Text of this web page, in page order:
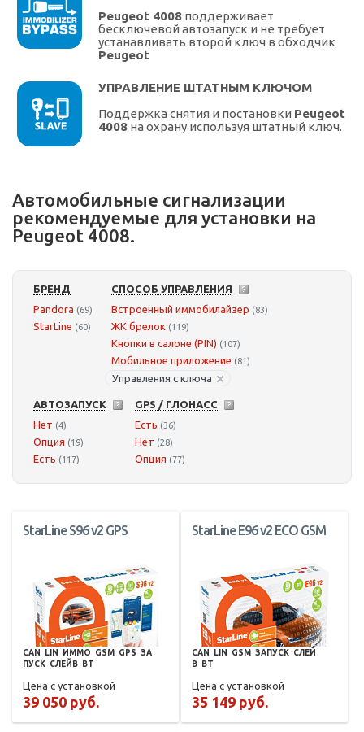
Peugeot 4008 поддерживает
бесключевой автозапуск и не требует
устанавливать второй ключ в обходчик
Peugeot
УПРАВЛЕНИЕ ШТАТНЫМ КЛЮЧОМ
Поддержка снятия и постановки Peugeot
4008 на охрану используя штатный ключ.
Автомобильные сигнализации
рекомендуемые для установки на
Peugeot 4008.
БРЕНД
Pandora (69)
StarLine (60)
СПОСОБ УПРАВЛЕНИЯ
Встроенный иммобилайзер (83)
ЖК брелок (119)
Кнопки в салоне (PIN) (107)
Мобильное приложение (81)
Управления с ключа
АВТОЗАПУСК
Нет (4)
Опция (19)
Есть (117)
GPS / ГЛОНАСС
Есть (36)
Нет (28)
Опция (77)
StarLine S96 v2 GPS
CAN LIN ИММО GSM GPS ЗА
ПУСК СЛЕЙВ BT
Цена с установкой
39 050 руб.
StarLine E96 v2 ECO GSM
CAN LIN GSM ЗАПУСК СЛЕЙ
В
BT
Цена с установкой
35 149 руб.